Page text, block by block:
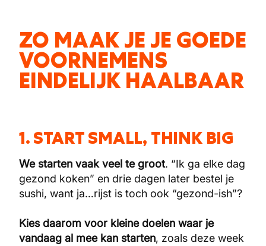
ZO MAAK JE JE GOEDE
VOORNEMENS
EINDELIJK HAALBAAR
1. START SMALL, THINK BIG
We starten vaak veel te groot. “Ik ga elke dag
gezond koken” en drie dagen later bestel je
sushi, want ja…rijst is toch ook “gezond-ish”?
Kies daarom voor kleine doelen waar je
vandaag al mee kan starten, zoals deze week